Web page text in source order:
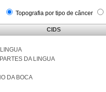
Topografia por tipo de câncer
CIDS
DA LINGUA
DA BOCA